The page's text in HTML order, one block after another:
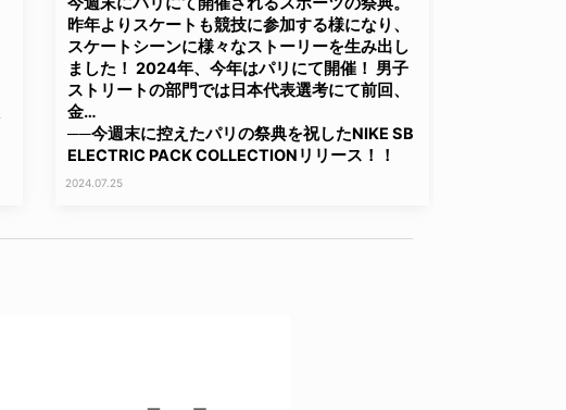
昨年よりスケートも競技に参加する様になり、
スケートシーンに様々なストーリーを生み出し
ました！ 2024年、今年はパリにて開催！ 男子
ストリートの部門では日本代表選考にて前回、
金…
──今週末に控えたパリの祭典を祝したNIKE SB
ELECTRIC PACK COLLECTIONリリース！！
2024.07.25